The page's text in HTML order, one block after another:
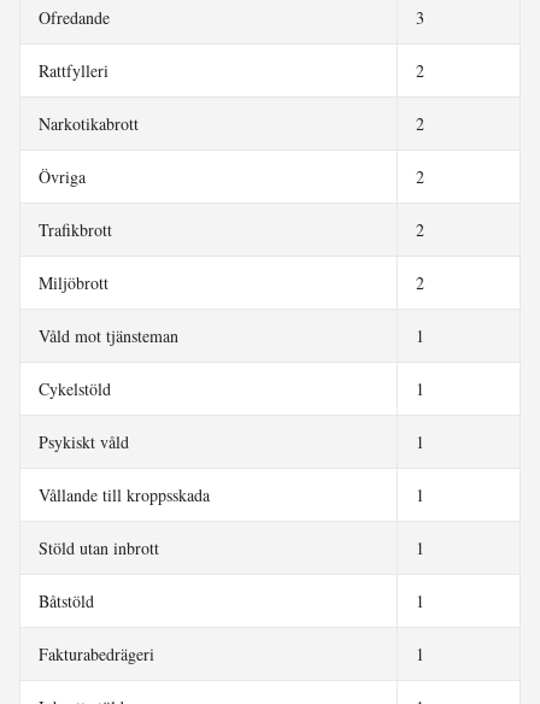
Ofredande 3
Rattfylleri 2
Narkotikabrott 2
Övriga 2
Trafikbrott 2
Miljöbrott 2
Våld mot tjänsteman 1
Cykelstöld 1
Psykiskt våld 1
Vållande till kroppsskada 1
Stöld utan inbrott 1
Båtstöld 1
Fakturabedrägeri 1